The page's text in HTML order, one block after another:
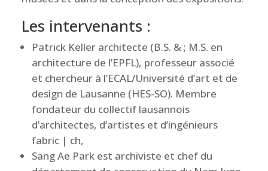
Les intervenants :
Patrick Keller architecte (B.S. & ; M.S. en
architecture de l’EPFL), professeur associé
et chercheur à l’ECAL/Université d’art et de
design de Lausanne (HES-SO). Membre
fondateur du collectif lausannois
d’architectes, d’artistes et d’ingénieurs
fabric | ch,
Sang Ae Park est archiviste et chef du